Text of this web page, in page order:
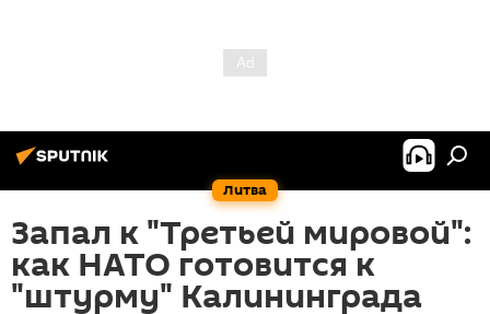
Литва
Запал к "Третьей мировой":
как НАТО готовится к
"штурму" Калининграда